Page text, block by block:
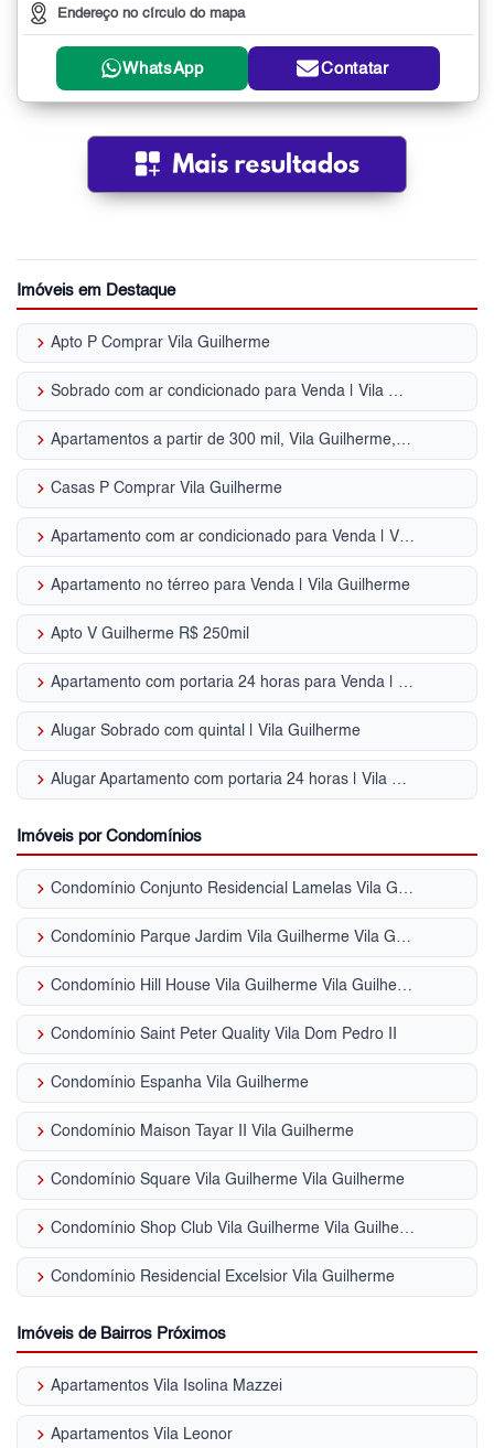
Endereço no círculo do mapa
WhatsApp Contatar
Imóveis em Destaque
keyboard_arrow_right Apto P Comprar Vila Guilherme
keyboard_arrow_right Sobrado com ar condicionado para Venda | Vila Guilherme
keyboard_arrow_right Apartamentos a partir de 300 mil, Vila Guilherme, 2 quartos, Zona Norte, SP
keyboard_arrow_right Casas P Comprar Vila Guilherme
keyboard_arrow_right Apartamento com ar condicionado para Venda | Vila Guilherme
keyboard_arrow_right Apartamento no térreo para Venda | Vila Guilherme
keyboard_arrow_right Apto V Guilherme R$ 250mil
keyboard_arrow_right Apartamento com portaria 24 horas para Venda | Vila Guilherme
keyboard_arrow_right Alugar Sobrado com quintal | Vila Guilherme
keyboard_arrow_right Alugar Apartamento com portaria 24 horas | Vila Guilherme
Imóveis por Condomínios
keyboard_arrow_right Condomínio Conjunto Residencial Lamelas Vila Guilherme
keyboard_arrow_right Condomínio Parque Jardim Vila Guilherme Vila Guilherme
keyboard_arrow_right Condomínio Hill House Vila Guilherme Vila Guilherme
keyboard_arrow_right Condomínio Saint Peter Quality Vila Dom Pedro II
keyboard_arrow_right Condomínio Espanha Vila Guilherme
keyboard_arrow_right Condomínio Maison Tayar II Vila Guilherme
keyboard_arrow_right Condomínio Square Vila Guilherme Vila Guilherme
keyboard_arrow_right Condomínio Shop Club Vila Guilherme Vila Guilherme
keyboard_arrow_right Condomínio Residencial Excelsior Vila Guilherme
Imóveis de Bairros Próximos
keyboard_arrow_right Apartamentos Vila Isolina Mazzei
keyboard_arrow_right Apartamentos Vila Leonor